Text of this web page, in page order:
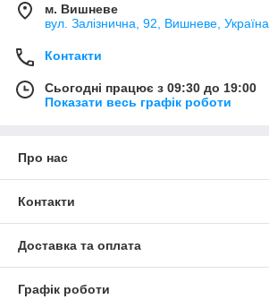
м. Вишневе
вул. Залізнична, 92, Вишневе, Україна
Контакти
Сьогодні працює з 09:30 до 19:00
Показати весь графік роботи
Про нас
Контакти
Доставка та оплата
Графік роботи